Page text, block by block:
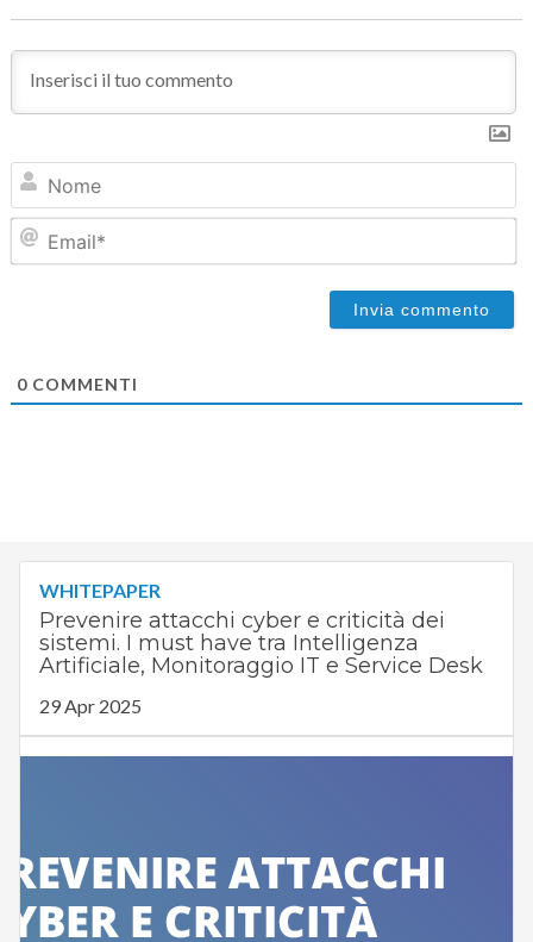
0COMMENTI
WHITEPAPER
Prevenire attacchi cyber e criticità dei
sistemi. I must have tra Intelligenza
Artificiale, Monitoraggio IT e Service Desk
29 Apr 2025